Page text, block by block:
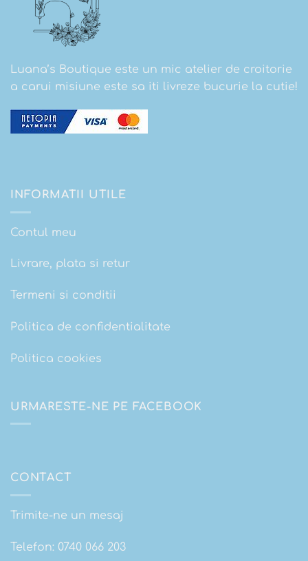
Luana’s Boutique este un mic atelier de croitorie
a carui misiune este sa iti livreze bucurie la cutie!
INFORMATII UTILE
Contul meu
Livrare, plata si retur
Termeni si conditii
Politica de confidentialitate
Politica cookies
URMARESTE-NE PE FACEBOOK
CONTACT
Trimite-ne un mesaj
Telefon: 0740 066 203